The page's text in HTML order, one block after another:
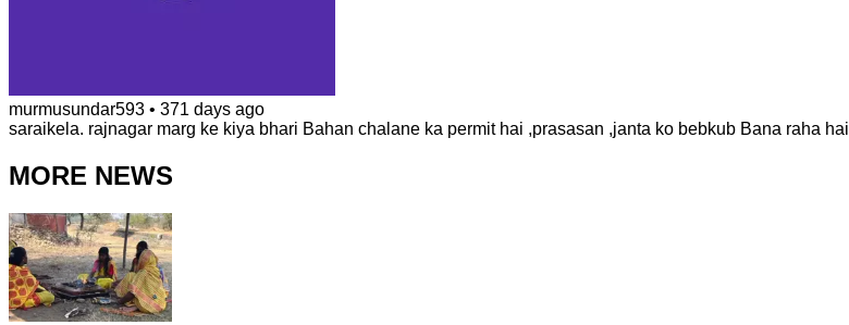
murmusundar593 • 371 days ago
saraikela. rajnagar marg ke kiya bhari Bahan chalane ka permit hai ,prasasan ,janta ko bebkub Bana raha hai
MORE NEWS